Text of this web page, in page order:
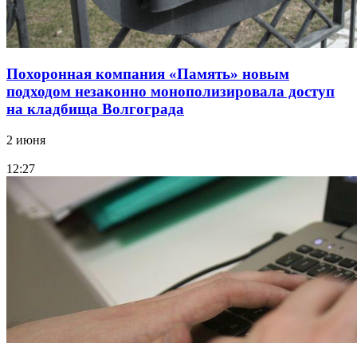
Похоронная компания «Память» новым
подходом незаконно монополизировала доступ
на кладбища Волгограда
2 июня
12:27